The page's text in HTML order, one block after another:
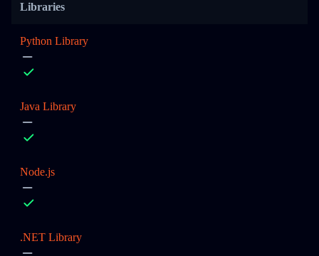
Libraries
Python Library
Java Library
Node.js
.NET Library